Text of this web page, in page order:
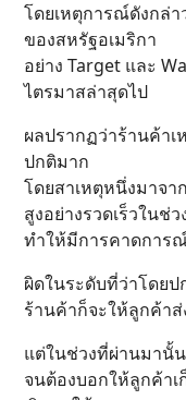
โดยเหตุการณ์ดังกล่
ของสหรัฐอเมริกา
อย่าง Target และ
ไตรมาสล่าสุดไป
ผลปรากฏว่าร้านค้า
ปกติมาก
โดยสาเหตุหนึ่งมาจ
สูงอย่างรวดเร็วในช่
ทำให้มีการคาดการ
ผิดในระดับที่ว่าโดย
ร้านค้าก็จะให้ลูกค้า
แต่ในช่วงที่ผ่านมานั้
จนต้องบอกให้ลูกค้า